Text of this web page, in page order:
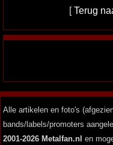
[Terug
Alle artikelen en foto's
bands/labels/promoters
2001-2026 Metalfan.nl en